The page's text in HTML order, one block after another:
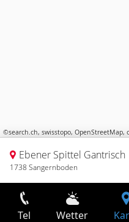
©search.ch, swisstopo, OpenStreetMap,
Ebener Spittel Gantrisch
1738 Sangernboden
Tel Wetter